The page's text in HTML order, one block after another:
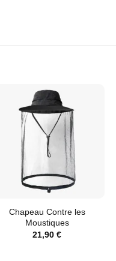
Chapeau Contre les
Moustiques
21,90€